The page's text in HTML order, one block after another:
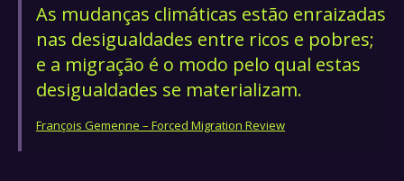
As mudanças climáticas estão enraizadas
nas desigualdades entre ricos e pobres;
e a migração é o modo pelo qual estas
desigualdades se materializam.
François Gemenne – Forced Migration Review